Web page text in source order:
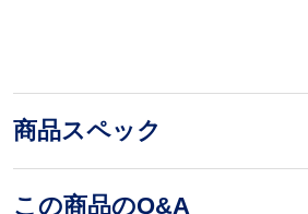
商品スペック
この商品のQ&A